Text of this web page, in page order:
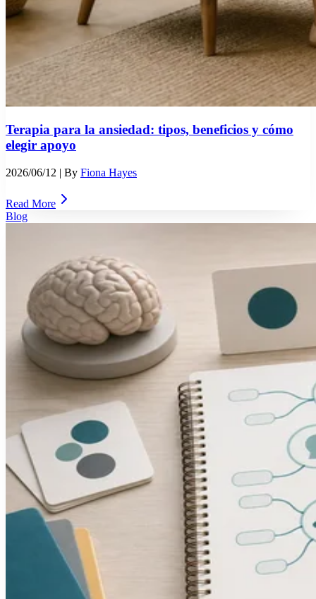
Terapia para la ansiedad: tipos, beneficios y cómo
elegir apoyo
2026/06/12 | By Fiona Hayes
Read More
Blog